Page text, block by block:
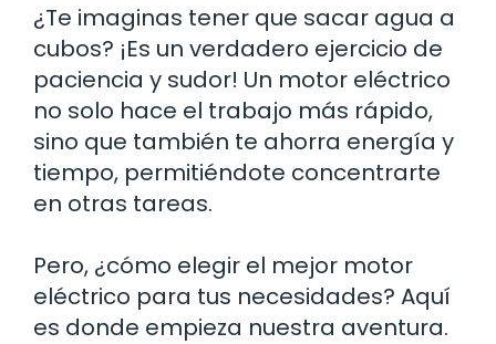
¿Te imaginas tener que sacar agua a
cubos? ¡Es un verdadero ejercicio de
paciencia y sudor! Un motor eléctrico
no solo hace el trabajo más rápido,
sino que también te ahorra energía y
tiempo, permitiéndote concentrarte
en otras tareas.
Pero, ¿cómo elegir el mejor motor
eléctrico para tus necesidades? Aquí
es donde empieza nuestra aventura.